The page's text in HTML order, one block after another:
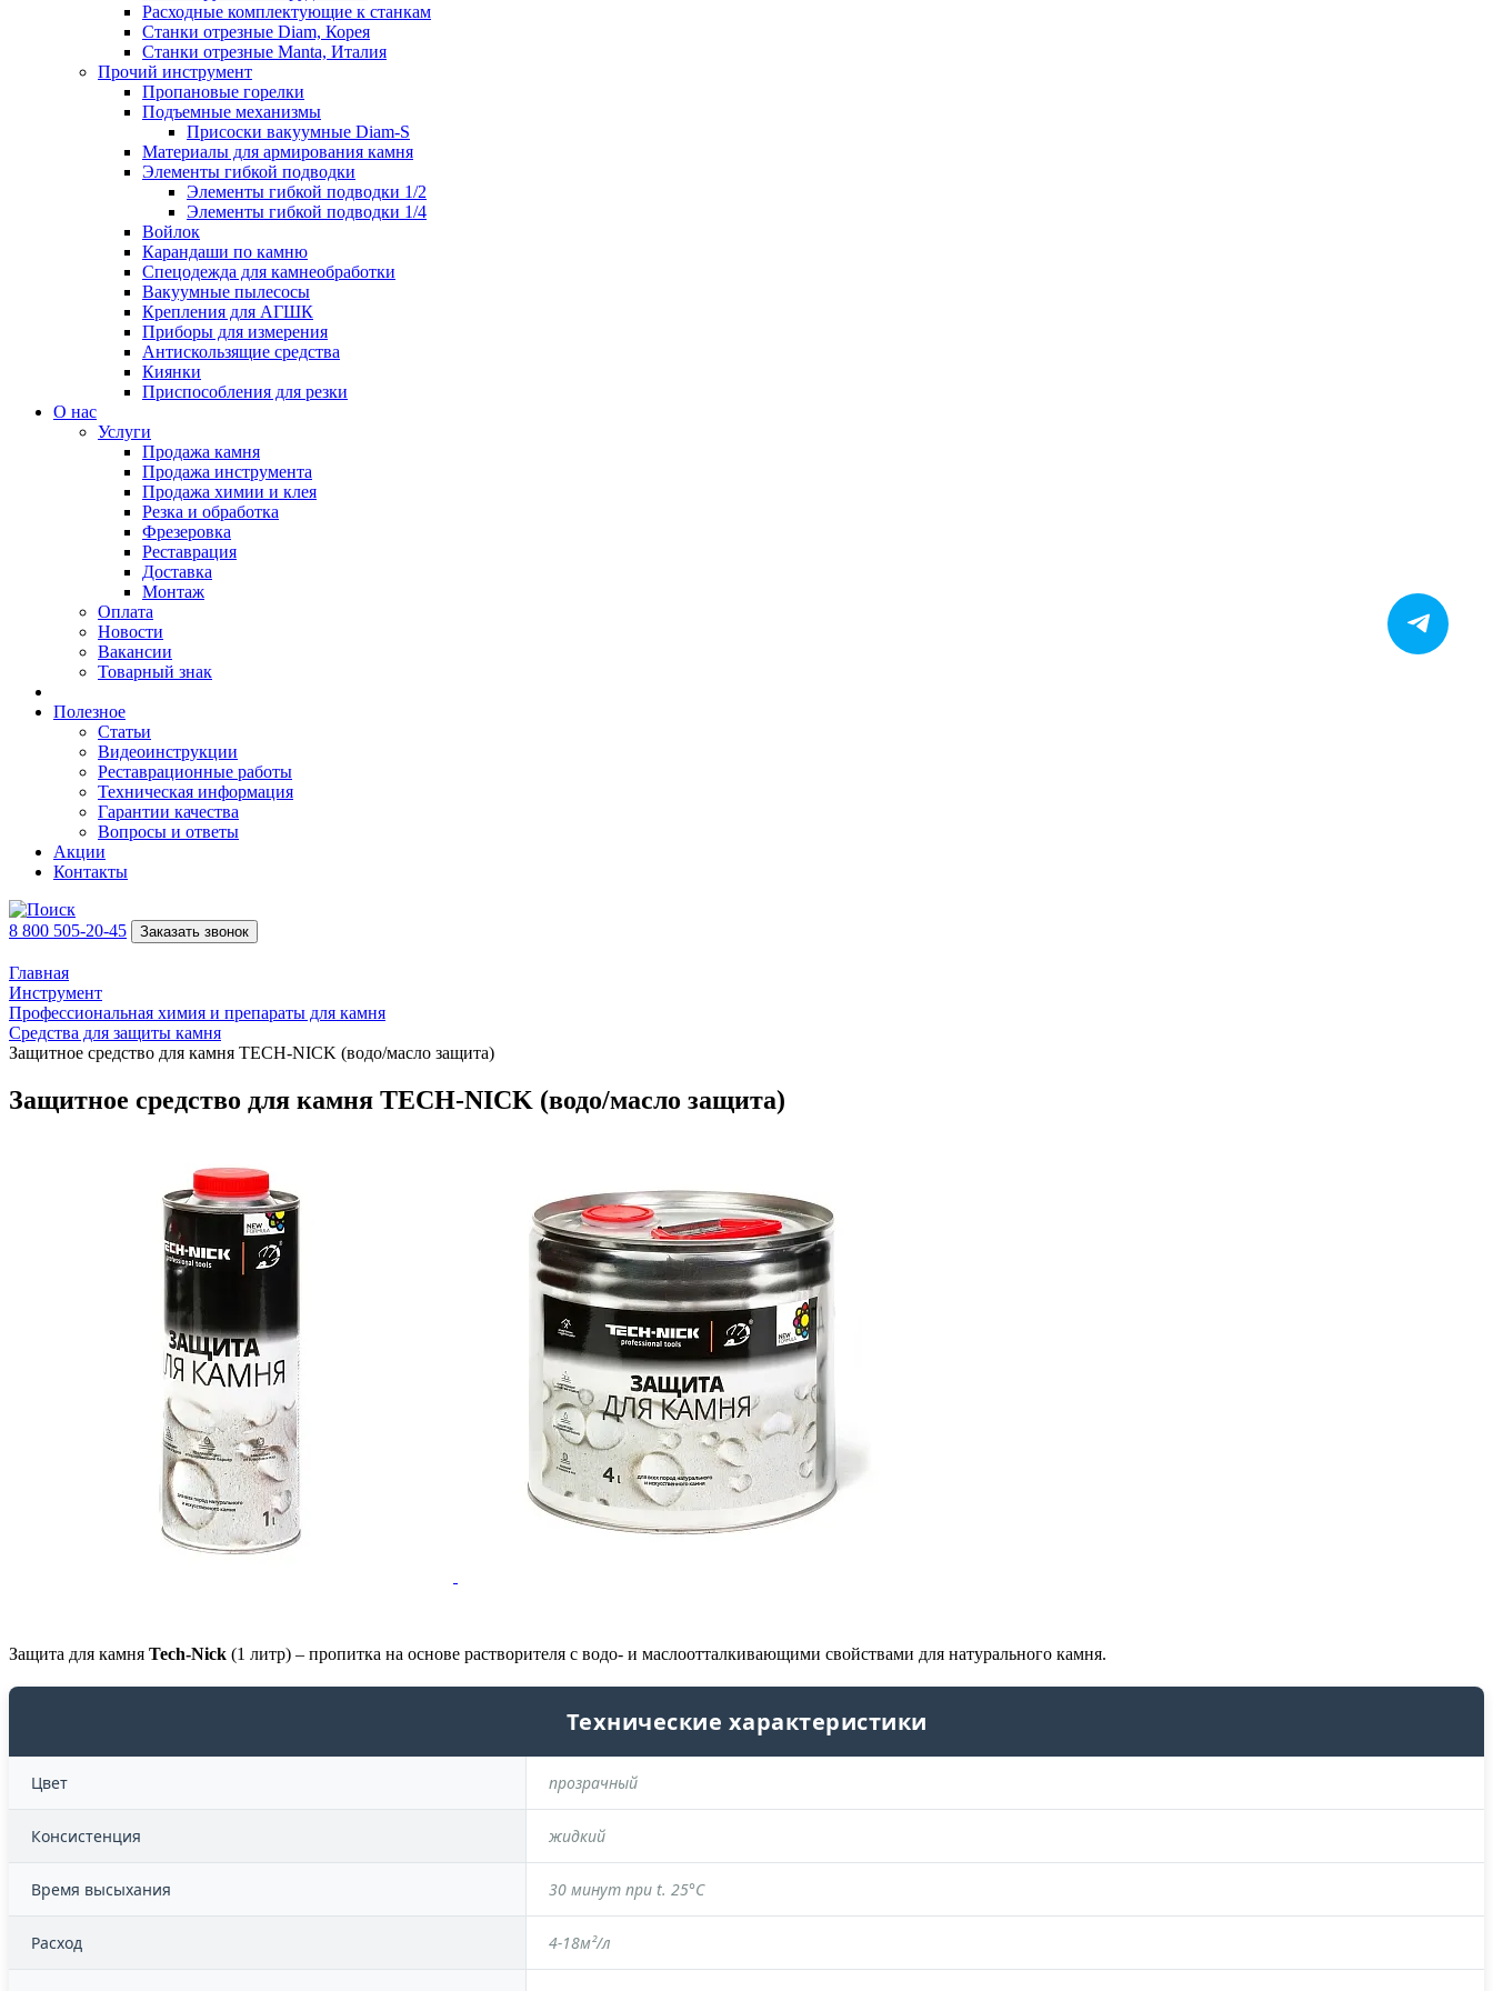
Расходные комплектующие к станкам
Станки отрезные Diam, Корея
Станки отрезные Manta, Италия
Прочий инструмент
Пропановые горелки
Подъeмные механизмы
Присоски вакуумные Diam-S
Материалы для армирования камня
Элементы гибкой подводки
Элементы гибкой подводки 1/2
Элементы гибкой подводки 1/4
Войлок
Карандаши по камню
Спецодежда для камнеобработки
Вакуумные пылесосы
Крепления для АГШК
Приборы для измерения
Антискользящие средства
Киянки
Приспособления для резки
О нас
Услуги
Продажа камня
Продажа инструмента
Продажа химии и клея
Резка и обработка
Фрезеровка
Реставрация
Доставка
Монтаж
Оплата
Новости
Вакансии
Товарный знак
Полезное
Статьи
Видеоинструкции
Реставрационные работы
Техническая информация
Гарантии качества
Вопросы и ответы
Акции
Контакты
8 800 505-20-45 Заказать звонок
Главная
Инструмент
Профессиональная химия и препараты для камня
Средства для защиты камня
Защитное средство для камня TECH-NICK (водо/масло защита)
Защитное средство для камня TECH-NICK (водо/масло защита)
Защита для камня Tech-Nick (1 литр) – пропитка на основе растворителя с водо- и маслоотталкивающими свойствами для натурального камня.
Технические характеристики
Цвет прозрачный
Консистенция жидкий
Время высыхания 30 минут при t. 25°C
Расход 4-18м²/л